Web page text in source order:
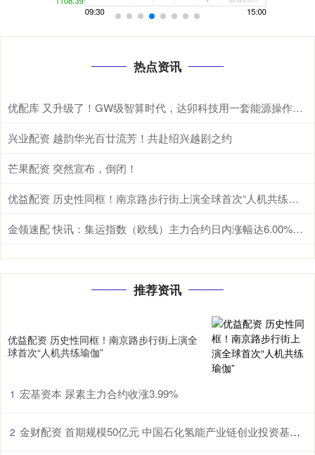
热点资讯
优配库 又升级了！GW级智算时代，达卯科技用一套能源操作系统重新定义算电协同
兴业配资 越韵华光百廿流芳！共赴绍兴越剧之约
芒果配资 突然宣布，倒闭！
优益配资 历史性同框！南京路步行街上演全球首次“人机共练瑜伽”
金领速配 快讯：集运指数（欧线）主力合约日内涨幅达6.00%，现报2118.0点
推荐资讯
优益配资 历史性同框！南京路步行街上演全
球首次“人机共练瑜伽”
1 宏基资本 尿素主力合约收涨3.99%
2 金财配资 首期规模50亿元 中国石化氢能产业链创业投资基金设立